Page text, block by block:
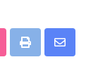
Print
Share